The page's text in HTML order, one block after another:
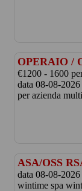
OPERAIO /
€1200 - 1600
data 08-08-2026
per azienda
ASA/OSS
data 08-08-2026
wintime spa